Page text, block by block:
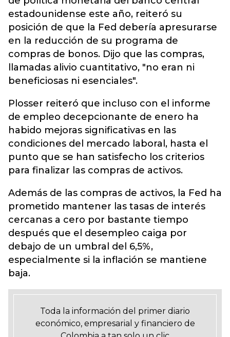
estadounidense este año, reiteró su
posición de que la Fed debería apresurarse
en la reducción de su programa de
compras de bonos. Dijo que las compras,
llamadas alivio cuantitativo, "no eran ni
beneficiosas ni esenciales".
Plosser reiteró que incluso con el informe
de empleo decepcionante de enero ha
habido mejoras significativas en las
condiciones del mercado laboral, hasta el
punto que se han satisfecho los criterios
para finalizar las compras de activos.
Además de las compras de activos, la Fed ha
prometido mantener las tasas de interés
cercanas a cero por bastante tiempo
después que el desempleo caiga por
debajo de un umbral del 6,5%,
especialmente si la inflación se mantiene
baja.
Toda la información del primer diario
económico, empresarial y financiero de